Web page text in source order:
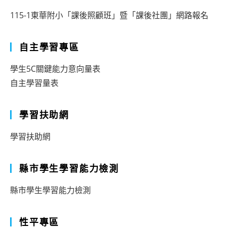
115-1東華附小「課後照顧班」暨「課後社團」網路報名
自主學習專區
學生5C關鍵能力意向量表
自主學習量表
學習扶助網
學習扶助網
縣市學生學習能力檢測
縣市學生學習能力檢測
性平專區